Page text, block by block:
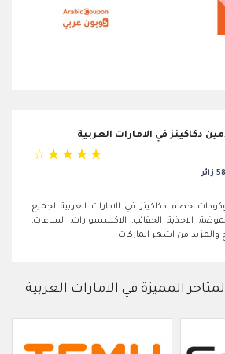
دكاكينز في الامارات العربية
☆ ☆ ☆ ☆ ☆
خصم دكاكينز في الامارات العربية لجميع
الاحذية, الحقائب, الاكسسوارات, الساعات,
والمزيد من اشهر الماركات
المميزة في الامارات العربية